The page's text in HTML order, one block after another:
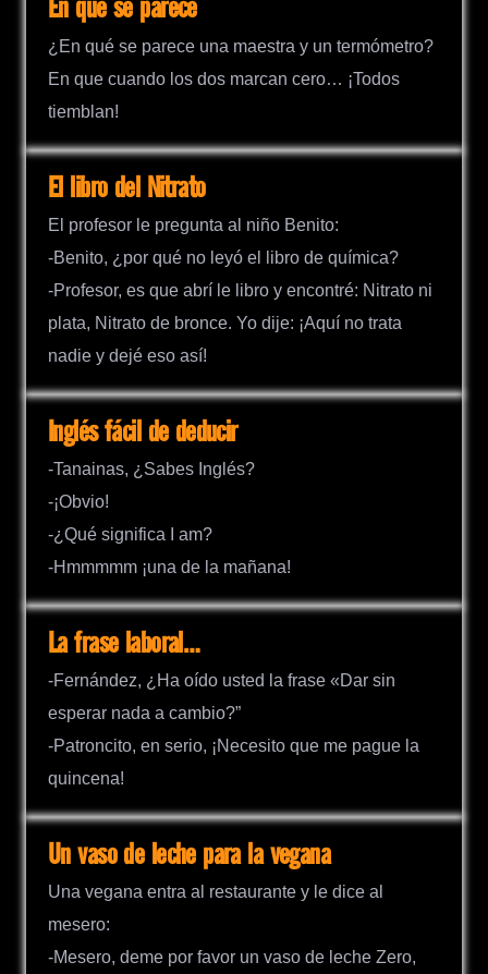
En qué se parece
¿En qué se parece una maestra y un termómetro?
En que cuando los dos marcan cero… ¡Todos
tiemblan!
El libro del Nitrato
El profesor le pregunta al niño Benito:
-Benito, ¿por qué no leyó el libro de química?
-Profesor, es que abrí le libro y encontré: Nitrato ni
plata, Nitrato de bronce. Yo dije: ¡Aquí no trata
nadie y dejé eso así!
Inglés fácil de deducir
-Tanainas, ¿Sabes Inglés?
-¡Obvio!
-¿Qué significa I am?
-Hmmmmm ¡una de la mañana!
La frase laboral…
-Fernández, ¿Ha oído usted la frase «Dar sin
esperar nada a cambio?”
-Patroncito, en serio, ¡Necesito que me pague la
quincena!
Un vaso de leche para la vegana
Una vegana entra al restaurante y le dice al
mesero:
-Mesero, deme por favor un vaso de leche Zero,